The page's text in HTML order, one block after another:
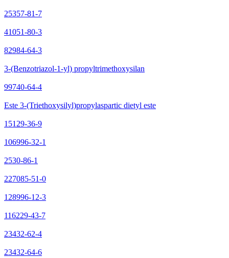
25357-81-7
41051-80-3
82984-64-3
3-(Benzotriazol-1-yl) propyltrimethoxysilan
99740-64-4
Este 3-(Triethoxysilyl)propylaspartic dietyl este
15129-36-9
106996-32-1
2530-86-1
227085-51-0
128996-12-3
116229-43-7
23432-62-4
23432-64-6